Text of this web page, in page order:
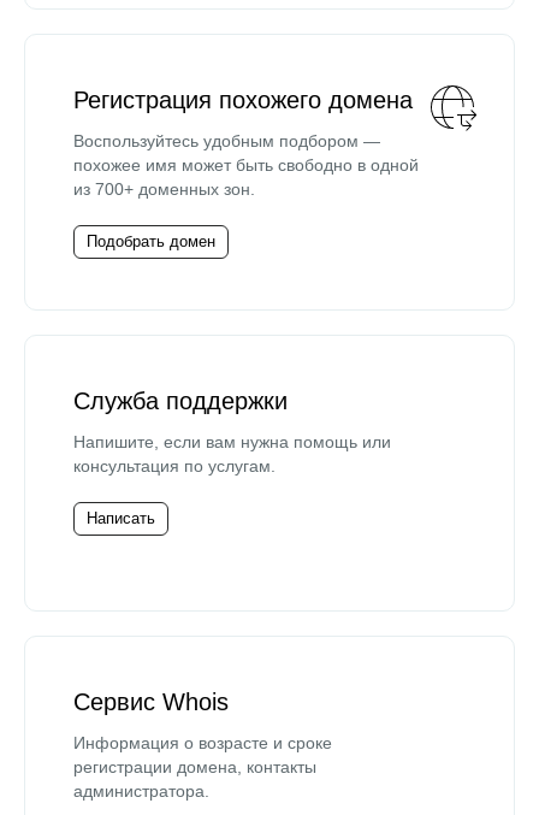
Регистрация похожего домена
Воспользуйтесь удобным подбором —
похожее имя может быть свободно в одной
из 700+ доменных зон.
Подобрать домен
Служба поддержки
Напишите, если вам нужна помощь или
консультация по услугам.
Написать
Сервис Whois
Информация о возрасте и сроке
регистрации домена, контакты
администратора.